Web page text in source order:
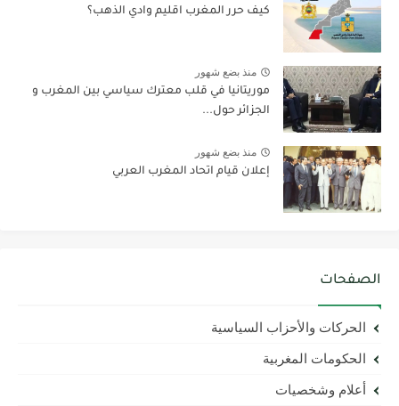
كيف حرر المغرب اقليم وادي الذهب؟
منذ بضع شهور
موريتانيا في قلب معترك سياسي بين المغرب و
الجزائر حول...
منذ بضع شهور
إعلان قيام اتحاد المغرب العربي
الصفحات
الحركات والأحزاب السياسية
الحكومات المغربية
أعلام وشخصيات